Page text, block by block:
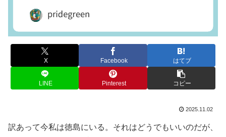
X Facebook はてブ
LINE Pinterest コピー
2025.11.02
訳あって今私は徳島にいる。それはどうでもいいのだが、